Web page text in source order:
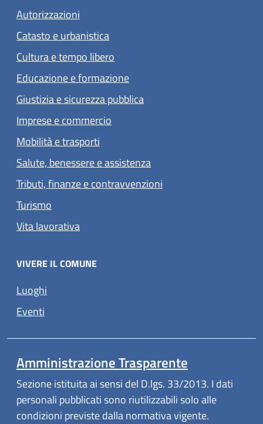
Autorizzazioni
Catasto e urbanistica
Cultura e tempo libero
Educazione e formazione
Giustizia e sicurezza pubblica
Imprese e commercio
Mobilità e trasporti
Salute, benessere e assistenza
Tributi, finanze e contravvenzioni
Turismo
Vita lavorativa
VIVERE IL COMUNE
Luoghi
Eventi
Amministrazione Trasparente
Sezione istituita ai sensi del D.lgs. 33/2013. I dati
personali pubblicati sono riutilizzabili solo alle
condizioni previste dalla normativa vigente.